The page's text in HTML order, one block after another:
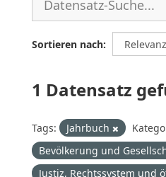
Sortieren nach
1 Datensatz
Tags: Jahrbuch
Bevölkerung und
Justiz, Rechtssystem und